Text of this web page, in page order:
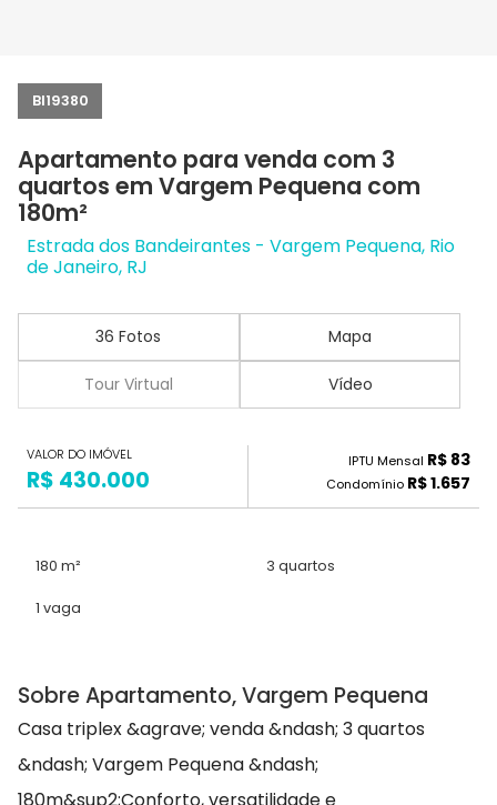
BI19380
Apartamento para venda com 3
quartos em Vargem Pequena com
180m²
Estrada dos Bandeirantes - Vargem Pequena, Rio
de Janeiro, RJ
36 Fotos Mapa
Tour Virtual Vídeo
VALOR DO IMÓVEL
R$ 430.000
IPTU Mensal R$ 83
Condomínio R$ 1.657
180 m² 3 quartos
1 vaga
Sobre Apartamento, Vargem Pequena
Casa triplex &agrave; venda &ndash; 3 quartos
&ndash; Vargem Pequena &ndash;